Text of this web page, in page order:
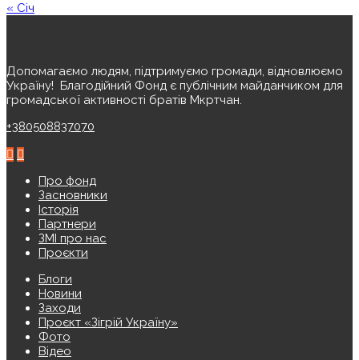
« Січ
Допомагаємо людям, підтримуємо громади, відновлюємо
Україну! ️ Благодійний Фонд є публічним майданчиком для
громадської активності братів Мкртчан.
+380508837070
Про фонд
Засновники
Історія
Партнери
ЗМІ про нас
Проєкти
Блоги
Новини
Заходи
Проєкт «Зігрій Україну»
Фото
Відео